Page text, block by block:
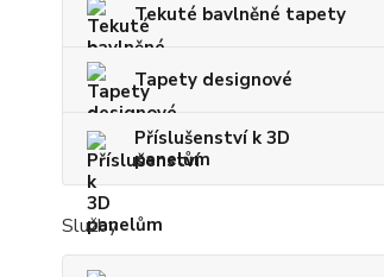
Tekuté bavlněné tapety
Tapety designové
Příslušenství k 3D
panelům
Služby